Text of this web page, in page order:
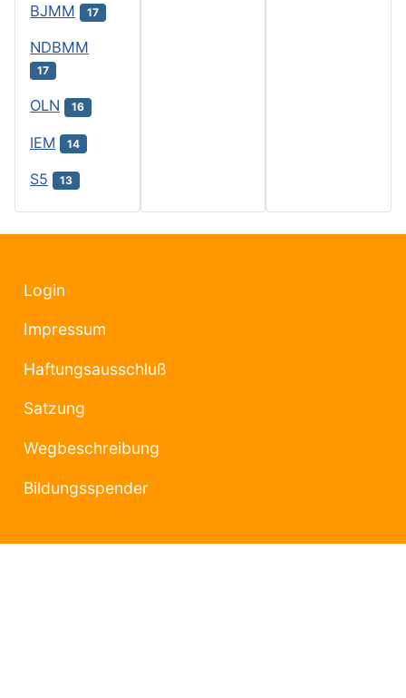
BJMM 17
NDBMM
17
OLN 16
IEM 14
S5 13
Login
Impressum
Haftungsausschluß
Satzung
Wegbeschreibung
Bildungsspender